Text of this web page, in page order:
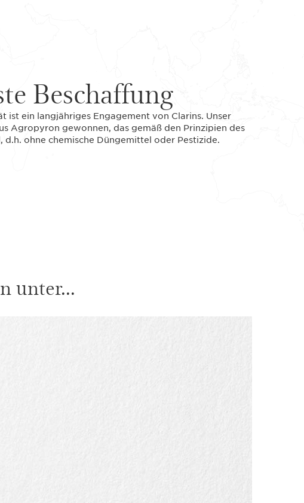
Beschaffung
ist ein langjähriges Engagement von Clarins. Unser
Agropyron gewonnen, das gemäß den Prinzipien des
ohne chemische Düngemittel oder Pestizide.
unter...